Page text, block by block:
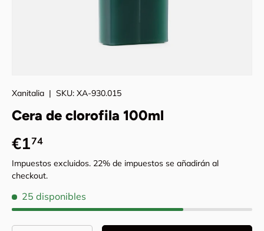
Xanitalia | SKU: XA-930.015
Cera de clorofila 100ml
Precio normal
€174
Impuestos excluidos. 22% de impuestos se añadirán al
checkout.
25 disponibles